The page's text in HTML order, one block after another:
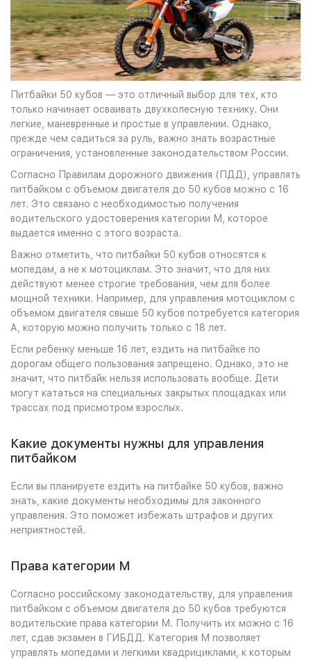
Питбайки 50 кубов — это отличный выбор для тех, кто
только начинает осваивать двухколесную технику. Они
легкие, маневренные и простые в управлении. Однако,
прежде чем садиться за руль, важно знать возрастные
ограничения, установленные законодательством России.
Согласно Правилам дорожного движения (ПДД), управлять
питбайком с объемом двигателя до 50 кубов можно с 16
лет. Это связано с необходимостью получения
водительского удостоверения категории М, которое
выдается именно с этого возраста.
Важно отметить, что питбайки 50 кубов относятся к
мопедам, а не к мотоциклам. Это значит, что для них
действуют менее строгие требования, чем для более
мощной техники. Например, для управления мотоциклом с
объемом двигателя свыше 50 кубов потребуется категория
А, которую можно получить только с 18 лет.
Если ребенку меньше 16 лет, ездить на питбайке по
дорогам общего пользования запрещено. Однако, это не
значит, что питбайк нельзя использовать вообще. Дети
могут кататься на специальных закрытых площадках или
трассах под присмотром взрослых.
Какие документы нужны для управления
питбайком
Если вы планируете ездить на питбайке 50 кубов, важно
знать, какие документы необходимы для законного
управления. Это поможет избежать штрафов и других
неприятностей.
Права категории М
Согласно российскому законодательству, для управления
питбайком с объемом двигателя до 50 кубов требуются
водительские права категории М. Получить их можно с 16
лет, сдав экзамен в ГИБДД. Категория М позволяет
управлять мопедами и легкими квадрициклами, к которым